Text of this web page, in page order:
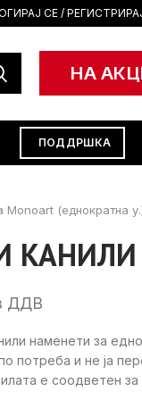
СЕ /
НА
ПОДДРШКА
Monoart (еднократна
КАНИЛИ
ден.
ДДВ
наменети за
потреба и не ја
е соодветен